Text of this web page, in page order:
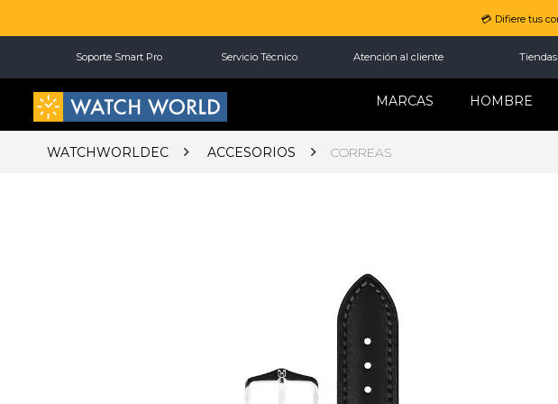
💳 Difiere tus
Soporte Smart Pro Servicio Técnico Atención al cliente Tiendas
MARCAS HOMBRE
WATCHWORLDEC ACCESORIOS CORREAS